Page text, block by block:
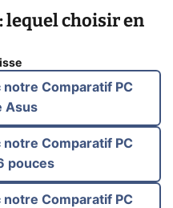
lequel choisir en
Comparatif PC
Asus
Comparatif PC
pouces
Comparatif PC